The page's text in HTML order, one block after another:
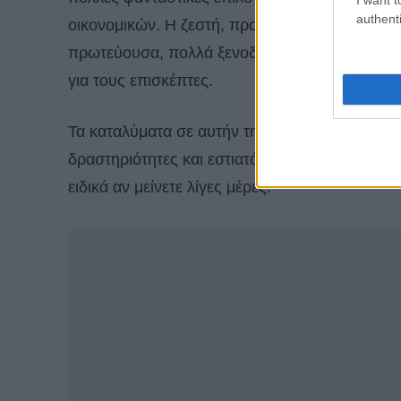
οικονομικών. Η ζεστή, προσωπική φιλοξενία
πρωτεύουσα, πολλά ξενοδοχεία το δείχνουν
για τους επισκέπτες.
Τα καταλύματα σε αυτήν τη λίστα βρίσκονται
δραστηριότητες και εστιατόρια της Βιέννης ,
ειδικά αν μείνετε λίγες μέρες.